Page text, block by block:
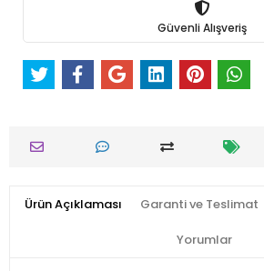
Güvenli Alışveriş
Ürün Açıklaması Garanti ve Teslimat
Yorumlar